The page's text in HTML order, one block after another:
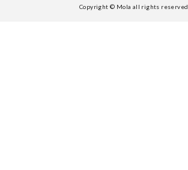
Copyright © Mola all rights reserved.